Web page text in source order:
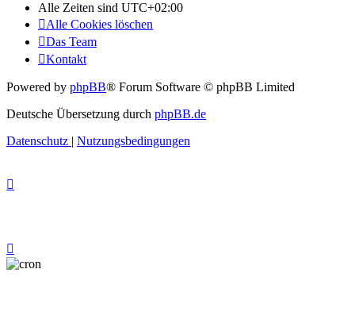
Alle Zeiten sind UTC+02:00
Alle Cookies löschen
Das Team
Kontakt
Powered by phpBB® Forum Software © phpBB Limited
Deutsche Übersetzung durch phpBB.de
Datenschutz | Nutzungsbedingungen